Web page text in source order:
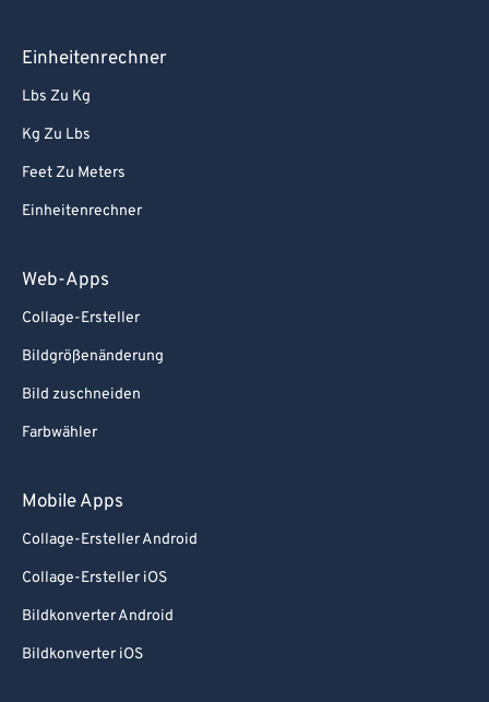
Einheitenrechner
Lbs Zu Kg
Kg Zu Lbs
Feet Zu Meters
Einheitenrechner
Web-Apps
Collage-Ersteller
Bildgrößenänderung
Bild zuschneiden
Farbwähler
Mobile Apps
Collage-Ersteller Android
Collage-Ersteller iOS
Bildkonverter Android
Bildkonverter iOS